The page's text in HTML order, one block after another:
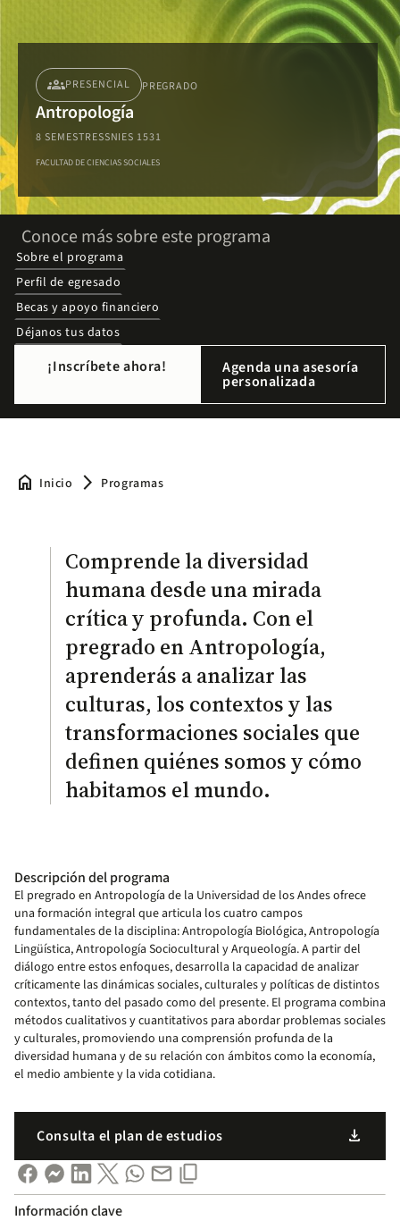
groupsPRESENCIAL PREGRADO
Antropología
8 SEMESTRESSNIES 1531
FACULTAD DE CIENCIAS SOCIALES
Conoce más sobre este programa
Sobre el programa
Perfil de egresado
Becas y apoyo financiero
Déjanos tus datos
¡Inscríbete ahora! Agenda una asesoría
personalizada
home Inicio arrow_forward_ios Programas
Comprende la diversidad
humana desde una mirada
crítica y profunda. Con el
pregrado en Antropología,
aprenderás a analizar las
culturas, los contextos y las
transformaciones sociales que
definen quiénes somos y cómo
habitamos el mundo.
Descripción del programa
El pregrado en Antropología de la Universidad de los Andes ofrece
una formación integral que articula los cuatro campos
fundamentales de la disciplina: Antropología Biológica, Antropología
Lingüística, Antropología Sociocultural y Arqueología. A partir del
diálogo entre estos enfoques, desarrolla la capacidad de analizar
críticamente las dinámicas sociales, culturales y políticas de distintos
contextos, tanto del pasado como del presente. El programa combina
métodos cualitativos y cuantitativos para abordar problemas sociales
y culturales, promoviendo una comprensión profunda de la
diversidad humana y de su relación con ámbitos como la economía,
el medio ambiente y la vida cotidiana.
Consulta el plan de estudios download
Información clave